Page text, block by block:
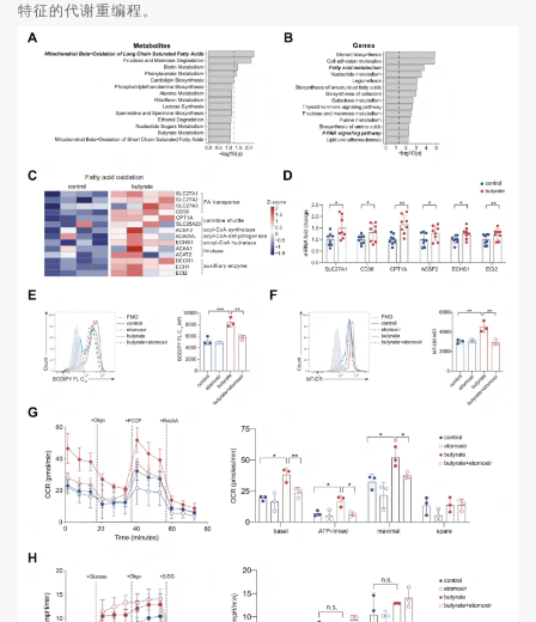
特征的代谢重编程。